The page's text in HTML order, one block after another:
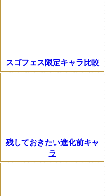
スゴフェス限定キャラ比較
残しておきたい進化前キャ
ラ